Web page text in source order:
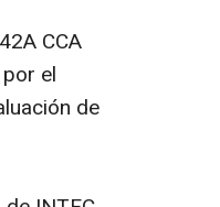
CCA
el
de